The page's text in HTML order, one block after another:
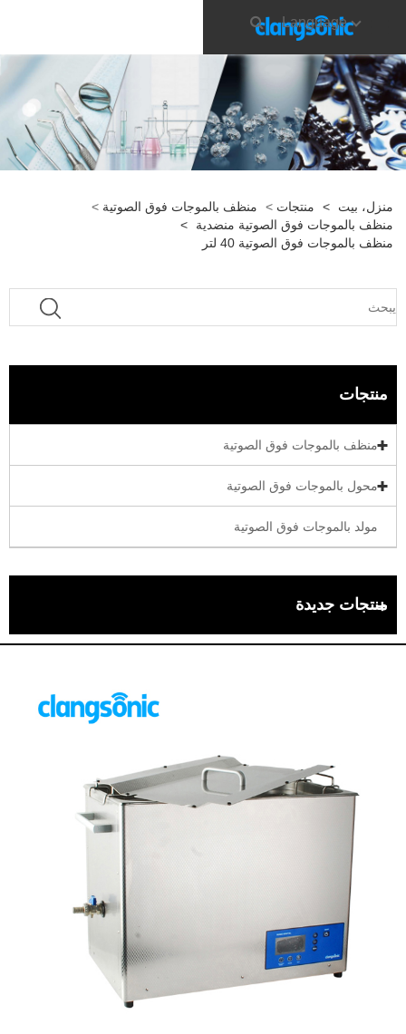
Language
منزل، بيت > منتجات > منظف ​​بالموجات فوق الصوتية >
منظف ​​بالموجات فوق الصوتية منضدية
>
منظف ​​بالموجات فوق الصوتية 40 لتر
منتجات
منظف ​​بالموجات فوق الصوتية
محول بالموجات فوق الصوتية
مولد بالموجات فوق الصوتية
منتجات جديدة